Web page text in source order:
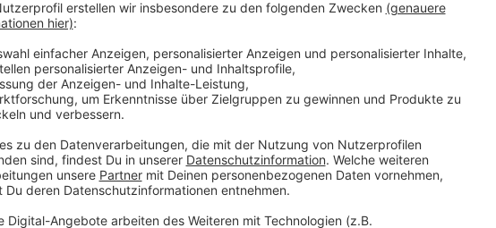
Ruhestörungen in Grünanlagen, am Kanal und in Wohngebieten.
Anzeige
12 Neu-Infektionen
Unterdessen ist die Zahl der Corona-Infektionen in Münster
gestiegen. Das sind 12 Fälle mehr als am Freitag. Dem stehen